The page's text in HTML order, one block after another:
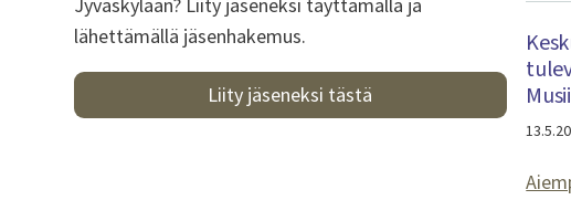
lähettämällä jäsenhakemus.
Liity jäseneksi tästä